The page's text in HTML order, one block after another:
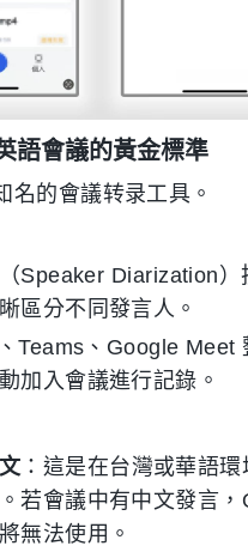
語會議的黃金標準
名的會議转录工具。
Speaker Diarization）
區分不同發言人。
Teams、Google Meet
加入會議進行記錄。
：這是在台灣或華語環
若會議中有中文發言，
無法使用。